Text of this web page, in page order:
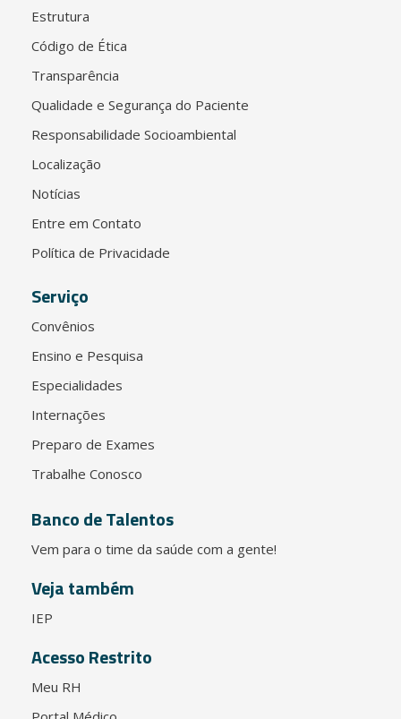
Estrutura
Código de Ética
Transparência
Qualidade e Segurança do Paciente
Responsabilidade Socioambiental
Localização
Notícias
Entre em Contato
Política de Privacidade
Serviço
Convênios
Ensino e Pesquisa
Especialidades
Internações
Preparo de Exames
Trabalhe Conosco
Banco de Talentos
Vem para o time da saúde com a gente!
Veja também
IEP
Acesso Restrito
Meu RH